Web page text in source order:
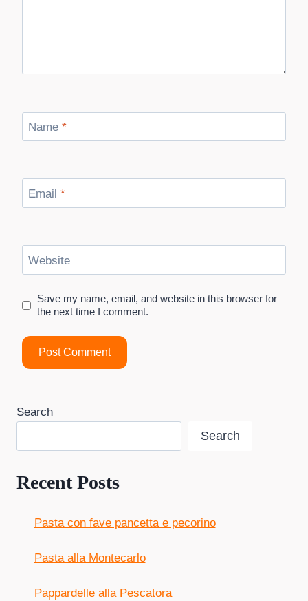
Name *
Email *
Website
Save my name, email, and website in this browser for
the next time I comment.
Search
Search
Recent Posts
Pasta con fave pancetta e pecorino
Pasta alla Montecarlo
Pappardelle alla Pescatora